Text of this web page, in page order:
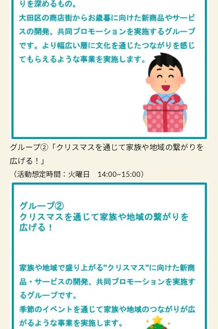
グループ②「クリスマスを通じて家族や地域の繋がりを
広げる！」
（活動想定時間：火曜日 14:00~15:00）